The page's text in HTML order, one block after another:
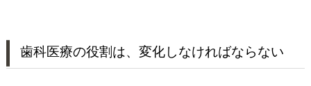
歯科医療の役割は、変化しなければならない